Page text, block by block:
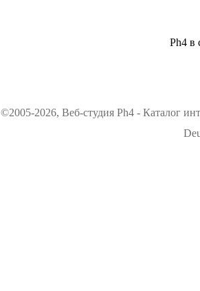
Ph4 в
©2005-2026, Веб-студия Ph4 - Каталог